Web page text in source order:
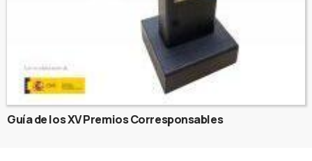
Guía de los XV Premios Corresponsables